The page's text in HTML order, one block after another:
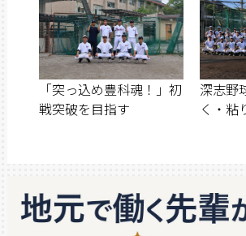
「突っ込め豊科魂！」初
戦突破を目指す
深志野
く・粘